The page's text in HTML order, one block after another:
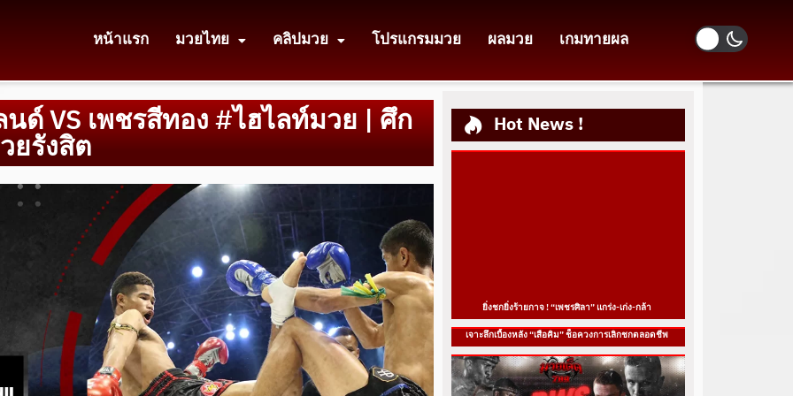
หน้าแรก มวยไทย คลิปมวย โปรแกรมมวย ผลมวย เกมทายผล
ด์ VS เพชรสีทอง #ไฮไลท์มวย | ศึก
ยรังสิต
Hot News !
ยิ่งชกยิ่งร้ายกาจ ! “เพชรศิลา” แกร่ง-เก่ง-กล้า
เจาะลึกเบื้องหลัง “เสือคิม” ช็อควงการเลิกชกตลอดชีพ